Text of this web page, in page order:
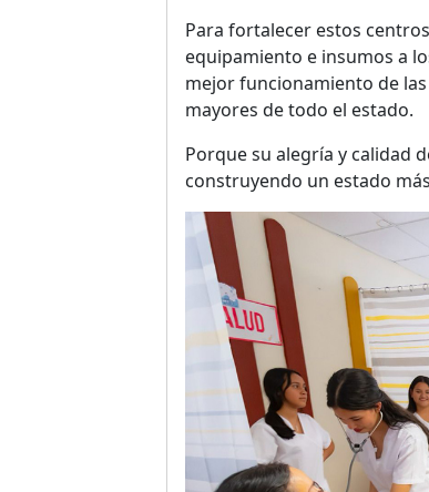
Para fortalecer estos
equipamiento e insumos a
mejor funcionamiento de
mayores de todo el estado.
Porque su alegría y calidad
construyendo un estado